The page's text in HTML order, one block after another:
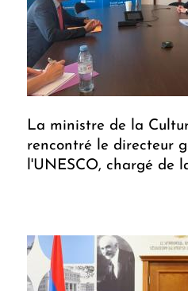
La ministre de la
rencontré le directeur
l'UNESCO, chargé de